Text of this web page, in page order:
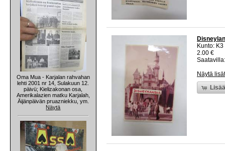
Oma Mua - Karjalan rahvahan
lehti 2001 nr 14, Sulakuun 12.
päivü; Kielizakonan osa,
Amerikalazien matku Karjalah,
Äijänpäivän pruazniekku, ym.
Näytä
Kunto:
2.00 €
Näytä